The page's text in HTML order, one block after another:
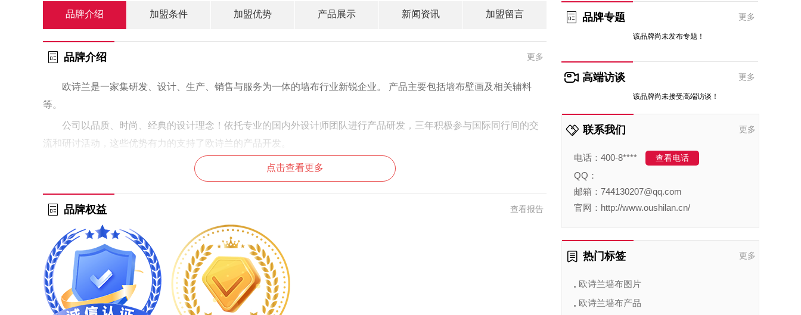
品牌介绍 加盟条件 加盟优势 产品展示 新闻资讯 加盟留言
品牌介绍 更多
欧诗兰是一家集研发、设计、生产、销售与服务为一体的墙布行业新锐企业。 产品主要包括墙布壁画及相关辅料
等。
公司以品质、时尚、经典的设计理念！依托专业的国内外设计师团队进行产品研发，三年积极参与国际同行间的交
流和研讨活动，这些优势有力的支持了欧诗兰的产品开发。
点击查看更多
品牌权益 查看报告
品牌专题 更多
该品牌尚未发布专题！
高端访谈 更多
该品牌尚未接受高端访谈！
联系我们 更多
电话：400-8**** 查看电话
QQ：
邮箱：744130207@qq.com
官网：http://www.oushilan.cn/
热门标签 更多
欧诗兰墙布图片
欧诗兰墙布产品